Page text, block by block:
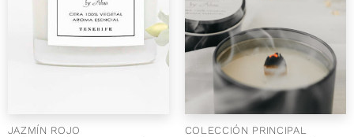
JAZMÍN ROJO COLECCIÓN PRINCIPAL